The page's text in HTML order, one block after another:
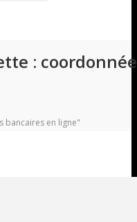
:
bancaires en ligne"